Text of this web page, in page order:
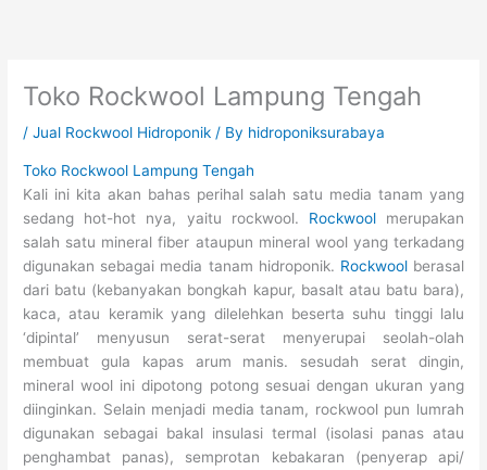
Toko Rockwool Lampung Tengah
/Jual Rockwool Hidroponik / By hidroponiksurabaya
Toko Rockwool Lampung Tengah
Kali ini kita akan bahas perihal salah satu media tanam yang
sedang hot-hot nya, yaitu rockwool. Rockwoolmerupakan
salah satu mineral fiber ataupun mineral wool yang terkadang
digunakan sebagai media tanam hidroponik. Rockwool berasal
dari batu (kebanyakan bongkah kapur, basalt atau batu bara),
kaca, atau keramik yang dilelehkan beserta suhu tinggi lalu
‘dipintal’ menyusun serat-serat menyerupai seolah-olah
membuat gula kapas arum manis. sesudah serat dingin,
mineral wool ini dipotong potong sesuai dengan ukuran yang
diinginkan. Selain menjadi media tanam, rockwool pun lumrah
digunakan sebagai bakal insulasi termal (isolasi panas atau
penghambat panas), semprotan kebakaran (penyerap api/